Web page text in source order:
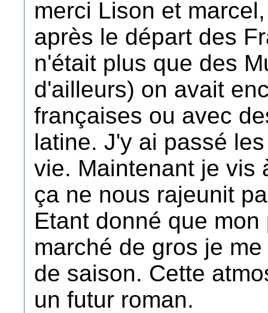
merci Lison et
après le départ des
n'était plus que des
d'ailleurs) on avait
françaises ou avec
latine. J'y ai passé
vie. Maintenant je vis
ça ne nous rajeunit
Etant donné que
marché de gros je
de saison. Cette
un futur roman.